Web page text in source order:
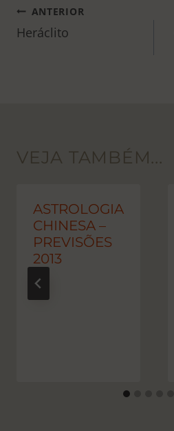
NAVEGAÇÃO
DE
ANTERIOR
Heráclito
VEJA TAMBÉM...
ASTROLOGIA
CHINESA –
PREVISÕES
2013